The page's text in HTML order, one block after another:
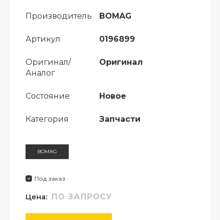
Производитель BOMAG
Артикул 0196899
Оригинал/
Аналог
Оригинал
Состояние Новое
Категория Запчасти
BOMAG
Под заказ
Цена: ПО ЗАПРОСУ